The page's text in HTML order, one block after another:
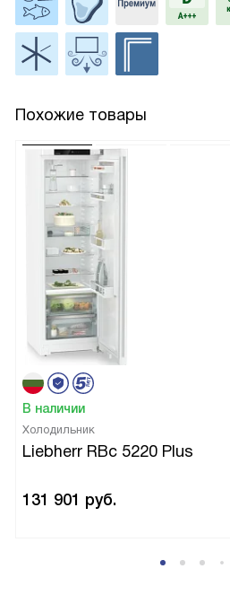
Похожие товары
В наличии
Холодильник
Liebherr RBc 5220 Plus
131 901 руб.